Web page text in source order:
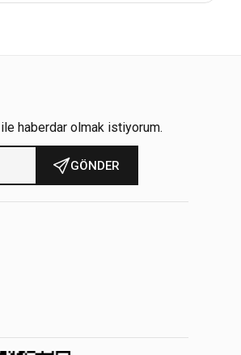
haberdar olmak istiyorum.
GÖNDER